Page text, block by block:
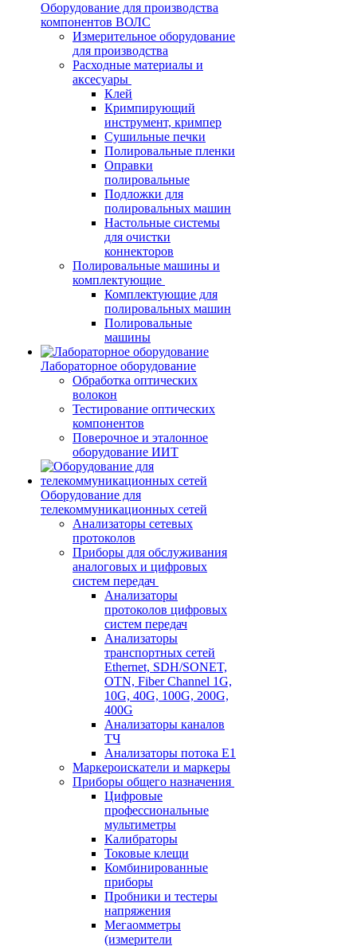
Оборудование для производства
компонентов ВОЛС
Измерительное оборудование
для производства
Расходные материалы и
аксесуары
Клей
Кримпирующий
инструмент, кримпер
Сушильные печки
Полировальные пленки
Оправки
полировальные
Подложки для
полировальных машин
Настольные системы
для очистки
коннекторов
Полировальные машины и
комплектующие
Комплектующие для
полировальных машин
Полировальные
машины
Лабораторное оборудование
Обработка оптических
волокон
Тестирование оптических
компонентов
Поверочное и эталонное
оборудование ИИТ
Оборудование для
телекоммуникационных сетей
Анализаторы сетевых
протоколов
Приборы для обслуживания
аналоговых и цифровых
систем передач
Анализаторы
протоколов цифровых
систем передач
Анализаторы
транспортных сетей
Ethernet, SDH/SONET,
OTN, Fiber Channel 1G,
10G, 40G, 100G, 200G,
400G
Анализаторы каналов
ТЧ
Анализаторы потока Е1
Маркероискатели и маркеры
Приборы общего назначения
Цифровые
профессиональные
мультиметры
Калибраторы
Токовые клещи
Комбинированные
приборы
Пробники и тестеры
напряжения
Мегаомметры
(измерители